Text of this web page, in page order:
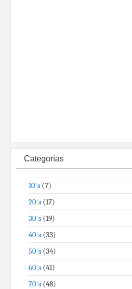
Categorías
10's (7)
20's (17)
30's (19)
40's (33)
50's (34)
60's (41)
70's (48)